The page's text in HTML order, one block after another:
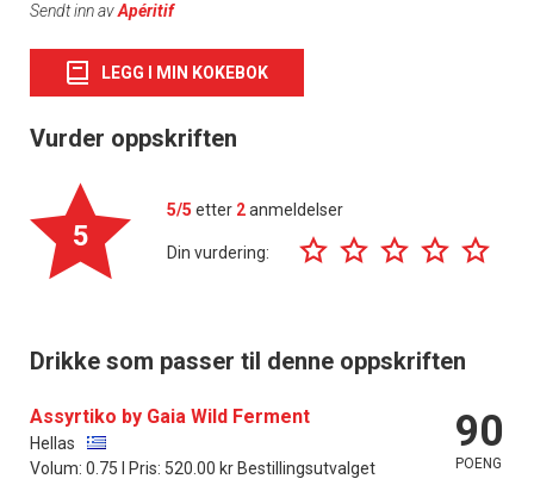
Sendt inn avApéritif
LEGG I MIN KOKEBOK
Vurder oppskriften
5
5/5 etter 2anmeldelser
Din vurdering:
Drikke som passer til denne oppskriften
Assyrtiko by Gaia Wild Ferment
Hellas
Volum: 0.75 l Pris: 520.00 kr Bestillingsutvalget
90
POENG